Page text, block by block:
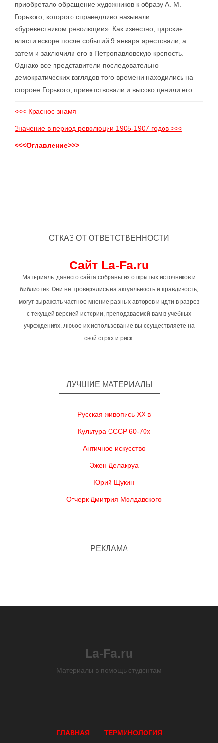
приобретало обращение художников к образу А. М.
Горького, которого справедливо называли
«буревестником революции». Как известно, царские
власти вскоре после событий 9 января арестовали, а
затем и заключили его в Петропавловскую крепость.
Однако все представители последовательно
демократических взглядов того времени находились на
стороне Горького, приветствовали и высоко ценили его.
<<< Красное знамя
Значение в период революции 1905-1907 годов >>>
<<<Оглавление>>>
ОТКАЗ ОТ ОТВЕТСТВЕННОСТИ
Сайт La-Fa.ru
Материалы данного сайта собраны из открытых источников и
библиотек. Они не проверялись на актуальность и правдивость,
могут выражать частное мнение разных авторов и идти в разрез
с текущей версией истории, преподаваемой вам в учебных
учреждениях. Любое их использование вы осуществляете на
свой страх и риск.
ЛУЧШИЕ МАТЕРИАЛЫ
Русская живопись XX в
Культура СССР 60-70х
Античное искусство
Эжен Делакруа
Юрий Щукин
Отчерк Дмитрия Молдавского
РЕКЛАМА
La-Fa.ru
Материалы в помощь студентам
ГЛАВНАЯ ТЕРМИНОЛОГИЯ